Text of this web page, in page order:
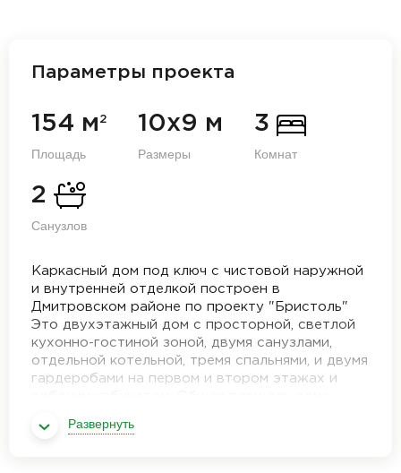
Параметры проекта
154 м 2
Площадь
10х9 м
Размеры
3
Комнат
2
Санузлов
Каркасный дом под ключ с чистовой наружной
и внутренней отделкой построен в
Дмитровском районе по проекту "Бристоль"
Это двухэтажный дом с просторной, светлой
кухонно-гостиной зоной, двумя санузлами,
отдельной котельной, тремя спальнями, и двумя
гардеробами на первом и втором этажах и
Развернуть